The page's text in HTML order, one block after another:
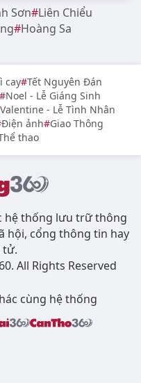
Sơn Liên Chiểu
Hoàng Sa
cay Tết Nguyên Đán
Noel - Lễ Giáng Sinh
Valentine - Lễ Tình Nhân
Điện ảnh Giao Thông
thao
thống lưu trữ thông
hội, cổng thông tin hay
tử.
All Rights Reserved
cùng hệ thống